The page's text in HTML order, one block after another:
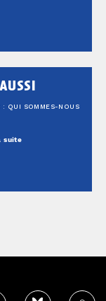
: QUI SOMMES-NOUS
suite